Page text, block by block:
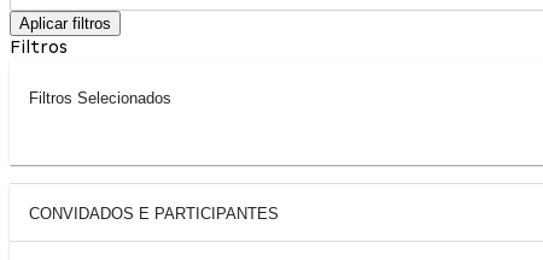
Aplicar filtros
Filtros
Filtros Selecionados
CONVIDADOS E PARTICIPANTES